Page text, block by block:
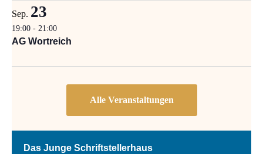
Sep. 23
19:00 - 21:00
AG Wortreich
Das Junge Schriftstellerhaus